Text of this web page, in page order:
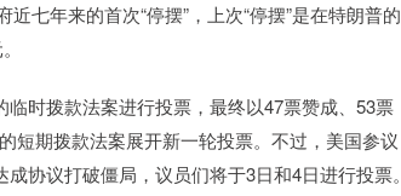
七年来的首次“停摆”，上次“停摆”是在特朗普的
时拨款法案进行投票，最终以47票赞成、53票
短期拨款法案展开新一轮投票。不过，美国参议
协议打破僵局，议员们将于3日和4日进行投票。